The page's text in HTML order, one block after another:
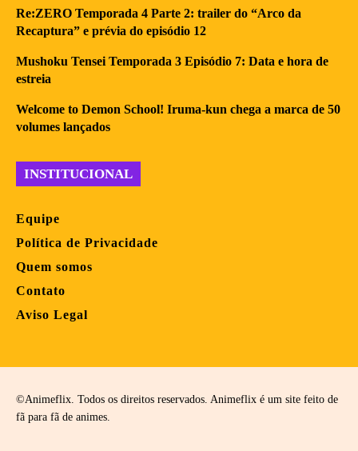
Re:ZERO Temporada 4 Parte 2: trailer do “Arco da
Recaptura” e prévia do episódio 12
Mushoku Tensei Temporada 3 Episódio 7: Data e hora de
estreia
Welcome to Demon School! Iruma-kun chega a marca de 50
volumes lançados
INSTITUCIONAL
Equipe
Política de Privacidade
Quem somos
Contato
Aviso Legal
©Animeflix. Todos os direitos reservados. Animeflix é um site feito de
fã para fã de animes.